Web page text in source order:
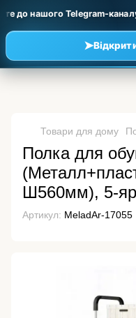
до нашого Telegram-каналу!
➤
Товари для дому
Полка для
Ш560мм), 5-
Артикул: MeladAr-17055